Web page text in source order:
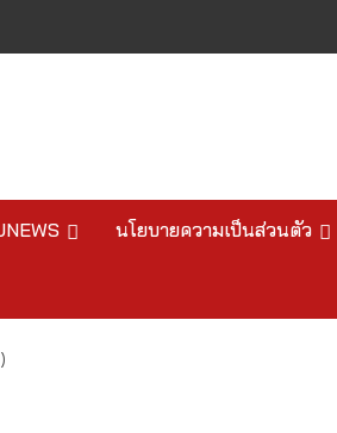
นโยบายความเป็นส่วนตัว